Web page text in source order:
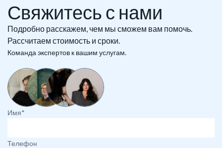
Свяжитесь с нами
Подробно расскажем, чем мы сможем вам помочь.
Рассчитаем стоимость и сроки.
Команда экспертов к вашим услугам.
Имя*
Телефон